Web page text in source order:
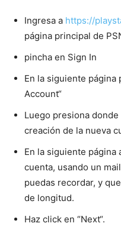
Ingresa a https://
página principal de
pincha en Sign In
En la siguiente página
Account“
Luego presiona
creación de la nueva
En la siguiente página
cuenta, usando un
puedas recordar, y
de longitud.
Haz click en “Next“.